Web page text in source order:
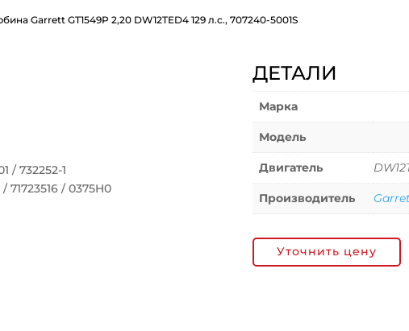
Garrett GT1549P 2,20 DW12TED4 129 л.с., 707240-5001S
/ 732252-1
/ 0375H0
ДЕТАЛИ
Марка
Модель
Двигатель
Производитель
Уточнить цену